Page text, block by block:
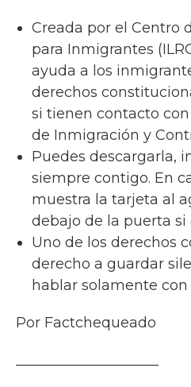
Creada por el Centro
para Inmigrantes
ayuda a los
derechos
si tienen contacto
de Inmigración y
Puedes descargarla,
siempre contigo. En
muestra la tarjeta al
debajo de la puerta si
Uno de los derechos
derecho a guardar
hablar solamente
Por Factchequeado